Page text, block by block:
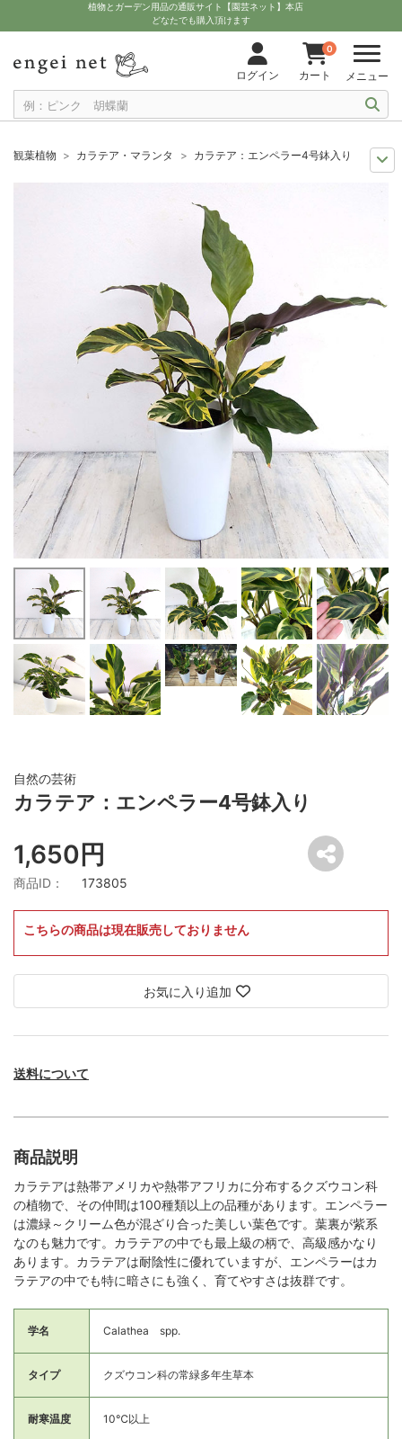
植物とガーデン用品の通販サイト【園芸ネット】本店
どなたでも購入頂けます
ログイン
0
カート メニュー
観葉植物 カラテア・マランタ
カラテア：エンペラー4号鉢入り
自然の芸術
カラテア：エンペラー4号鉢入り
1,650円
商品ID： 173805
こちらの商品は現在販売しておりません
お気に入り追加
送料について
商品説明
カラテアは熱帯アメリカや熱帯アフリカに分布するクズウコン科
の植物で、その仲間は100種類以上の品種があります。エンペラー
は濃緑～クリーム色が混ざり合った美しい葉色です。葉裏が紫系
なのも魅力です。カラテアの中でも最上級の柄で、高級感かなり
あります。カラテアは耐陰性に優れていますが、エンペラーはカ
ラテアの中でも特に暗さにも強く、育てやすさは抜群です。
学名 Calathea spp.
タイプ クズウコン科の常緑多年生草本
耐寒温度 10℃以上